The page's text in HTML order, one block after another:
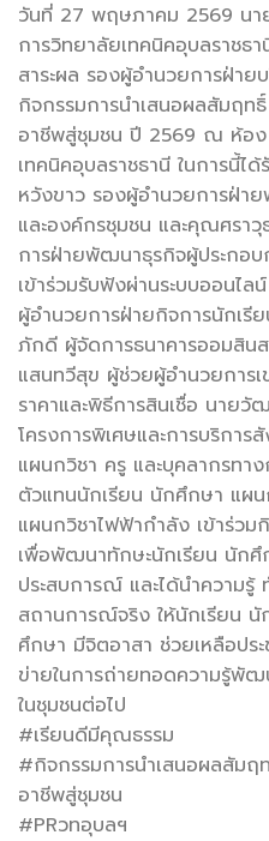
วันที่ 27 พฤษภาคม 2569 น
การวิทยาลัยเทคนิคอุบลราชธ
สาระผล รองผู้อำนวยการฝ่าย
กิจกรรมการนำเสนอผลสัมฤท
อาชีพสู่ชุมชน ปี 2569 ณ ห้อ
เทคนิคอุบลราชธานี ในการนี้
หวังขาว รองผู้อำนวยการฝ่า
และองค์กรชุมชน และคุณศรา
การฝ่ายพัฒนาธุรกิจผู้ประกอ
เข้าร่วมรับฟังผ่านระบบออนไ
ผู้อำนวยการฝ่ายกิจการนักเ
ภักดี ผู้จัดการธนาคารออมสิน
แสนทวีสุข ผู้ช่วยผู้อำนวยการเ
ราคาและพิธีการสินเชื่อ นาย
โครงการพิเศษและการบริกา
แผนกวิชา ครู และบุคลากรทา
ตัวแทนนักเรียน นักศึกษา แผ
แผนกวิชาไฟฟ้ากำลัง เข้าร่ว
เพื่อพัฒนาทักษะนักเรียน นักศึ
ประสบการณ์ และได้นำความรู้
สถานการณ์จริง ให้นักเรียน นั
ศึกษา มีจิตอาสา ช่วยเหลือประ
ข่ายในการถ่ายทอดความรู้พัฒ
ในชุมชนต่อไป
#เรียนดีมีคุณธรรม
#กิจกรรมการนำเสนอผลสัมฤ
อาชีพสู่ชุมชน
#PRวทอุบลฯ